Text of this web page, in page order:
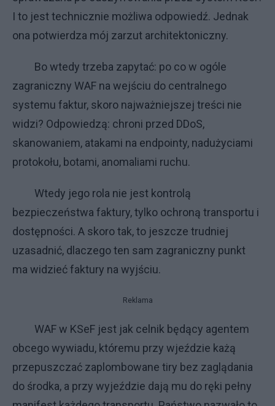
I to jest technicznie możliwa odpowiedź. Jednak
ona potwierdza mój zarzut architektoniczny.
Bo wtedy trzeba zapytać: po co w ogóle
zagraniczny WAF na wejściu do centralnego
systemu faktur, skoro najważniejszej treści nie
widzi? Odpowiedzą: chroni przed DDoS,
skanowaniem, atakami na endpointy, nadużyciami
protokołu, botami, anomaliami ruchu.
Wtedy jego rola nie jest kontrolą
bezpieczeństwa faktury, tylko ochroną transportu i
dostępności. A skoro tak, to jeszcze trudniej
uzasadnić, dlaczego ten sam zagraniczny punkt
ma widzieć faktury na wyjściu.
Reklama
WAF w KSeF jest jak celnik będący agentem
obcego wywiadu, któremu przy wjeździe każą
przepuszczać zaplombowane tiry bez zaglądania
do środka, a przy wyjeździe dają mu do ręki pełny